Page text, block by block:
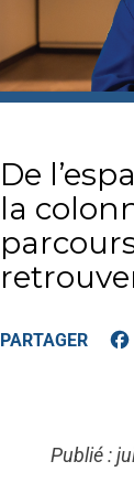
De
la
Publié :